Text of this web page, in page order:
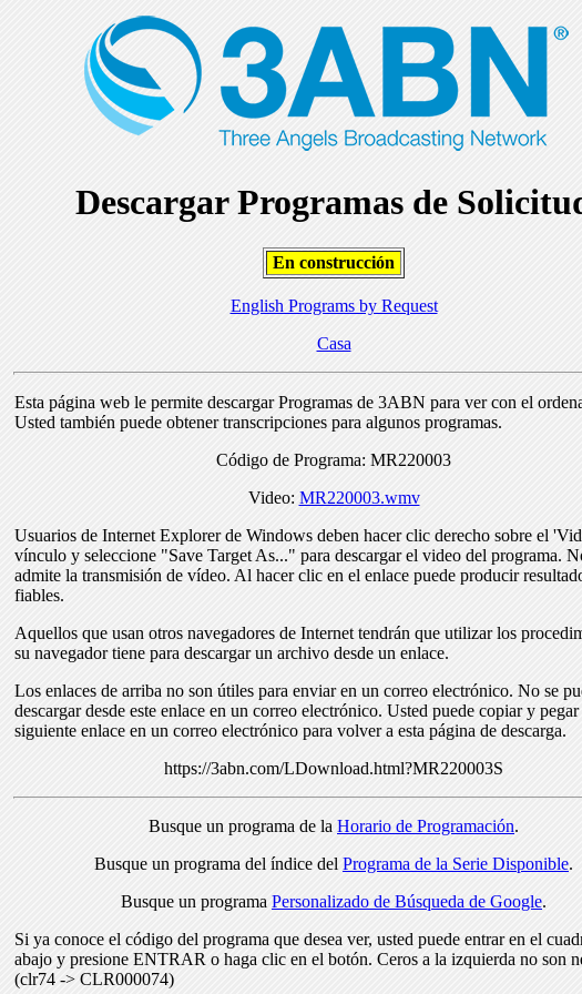
Descargar Programas de
En construcción
English Programs by Request
Casa
Esta página web le permite descargar Programas de 3ABN para ver con el
Usted también puede obtener transcripciones para algunos programas.
Código de Programa: MR220003
Video: MR220003.wmv
Usuarios de Internet Explorer de Windows deben hacer clic derecho sobre el
vínculo y seleccione "Save Target As..." para descargar el video del programa.
admite la transmisión de vídeo. Al hacer clic en el enlace puede producir
fiables.
Aquellos que usan otros navegadores de Internet tendrán que utilizar los
su navegador tiene para descargar un archivo desde un enlace.
Los enlaces de arriba no son útiles para enviar en un correo electrónico. No se
descargar desde este enlace en un correo electrónico. Usted puede copiar y pegar
siguiente enlace en un correo electrónico para volver a esta página de descarga.
https://3abn.com/LDownload.html?MR220003S
Busque un programa de la Horario de Programación.
Busque un programa del índice del Programa de la Serie Disponible.
Busque un programa Personalizado de Búsqueda de Google.
Si ya conoce el código del programa que desea ver, usted puede entrar en el
abajo y presione ENTRAR o haga clic en el botón. Ceros a la izquierda no son
(clr74 -> CLR000074)